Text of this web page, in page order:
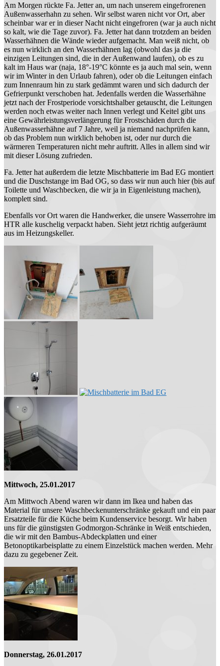
Am Morgen rückte Fa. Jetter an, um nach unserem eingefrorenen
Außenwasserhahn zu sehen. Wir selbst waren nicht vor Ort, aber
scheinbar war er in dieser Nacht nicht eingefroren (war ja auch nicht
so kalt, wie die Tage zuvor). Fa. Jetter hat dann trotzdem an beiden
Wasserhähnen die Wände wieder aufgemacht. Man weiß nicht, ob
es nun wirklich an den Wasserhähnen lag (obwohl das ja die
einzigen Leitungen sind, die in der Außenwand laufen), ob es zu
kalt im Haus war (naja, 18°-19°C könnte es ja auch mal sein, wenn
wir im Winter in den Urlaub fahren), oder ob die Leitungen einfach
zum Innenraum hin zu stark gedämmt waren und sich dadurch der
Gefrierpunkt verschoben hat. Jedenfalls werden die Wasserhähne
jetzt nach der Frostperiode vorsichtshalber getauscht, die Leitungen
werden noch etwas weiter nach Innen verlegt und Keitel gibt uns
eine Gewährleistungsverlängerung für Frostschäden durch die
Außenwasserhähne auf 7 Jahre, weil ja niemand nachprüfen kann,
ob das Problem nun wirklich behoben ist, oder nur durch die
wärmeren Temperaturen nicht mehr auftritt. Alles in allem sind wir
mit dieser Lösung zufrieden.
Fa. Jetter hat außerdem die letzte Mischbatterie im Bad EG montiert
und die Duschstange im Bad OG, so dass wir nun auch hier (bis auf
Toilette und Waschbecken, die wir ja in Eigenleistung machen),
komplett sind.
Ebenfalls vor Ort waren die Handwerker, die unsere Wasserrohre im
HTR alle kuschelig verpackt haben. Sieht jetzt richtig aufgeräumt
aus im Heizungskeller.
Mittwoch, 25.01.2017
Am Mittwoch Abend waren wir dann im Ikea und haben das
Material für unsere Waschbeckenunterschränke gekauft und ein paar
Ersatzteile für die Küche beim Kundenservice besorgt. Wir haben
uns für die günstigsten Godmorgon-Schränke in Weiß entschieden,
die wir mit den Bambus-Abdeckplatten und einer
Betonoptikarbeisplatte zu einem Einzelstück machen werden. Mehr
dazu zu gegebener Zeit.
Donnerstag, 26.01.2017